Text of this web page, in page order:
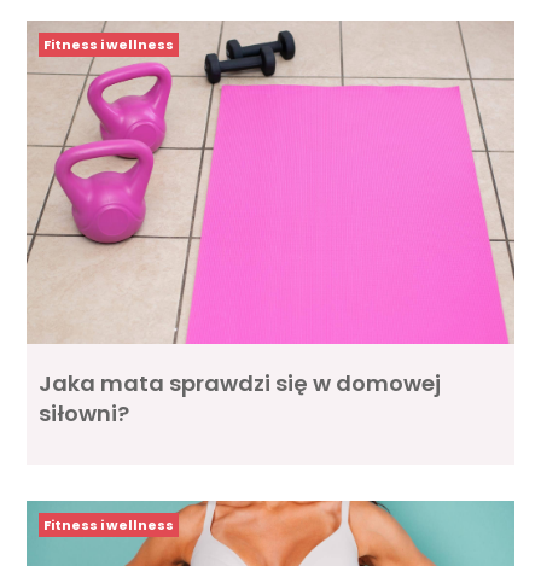
Fitness i wellness
Jaka mata sprawdzi się w domowej
siłowni?
Fitness i wellness